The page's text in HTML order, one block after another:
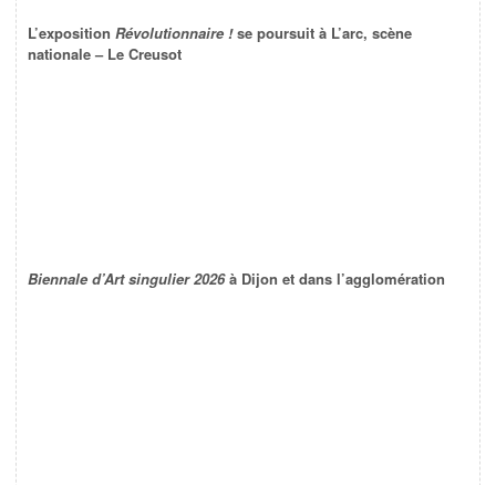
L’exposition Révolutionnaire !se poursuit à L’arc, scène
nationale – Le Creusot
Biennale d’Art singulier 2026à Dijon et dans l’agglomération